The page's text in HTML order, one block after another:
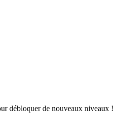
débloquer de nouveaux niveaux !